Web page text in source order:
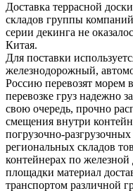
Доставка террасной
складов группы
серии декинга не
Китая.
Для поставки
железнодорожный,
Россию перевозят морем
перевозке груз надежно
свою очередь, прочно
смещения внутри
погрузочно-
региональных складов
контейнерах по
площадки материал
транспортом различной